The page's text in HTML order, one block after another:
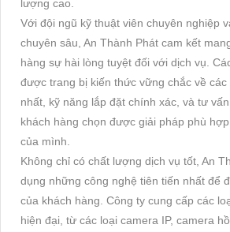
lượng cao.
Với đội ngũ kỹ thuật viên chuyên nghiệp
chuyên sâu, An Thành Phát cam kết
hàng sự hài lòng tuyệt đối với dịch vụ.
được trang bị kiến thức vững chắc về các
nhất, kỹ năng lắp đặt chính xác, và tư
khách hàng chọn được giải pháp phù
của mình.
Không chỉ có chất lượng dịch vụ tốt, An
dụng những công nghệ tiên tiến nhất để
của khách hàng. Công ty cung cấp các
hiện đại, từ các loại camera IP, camera